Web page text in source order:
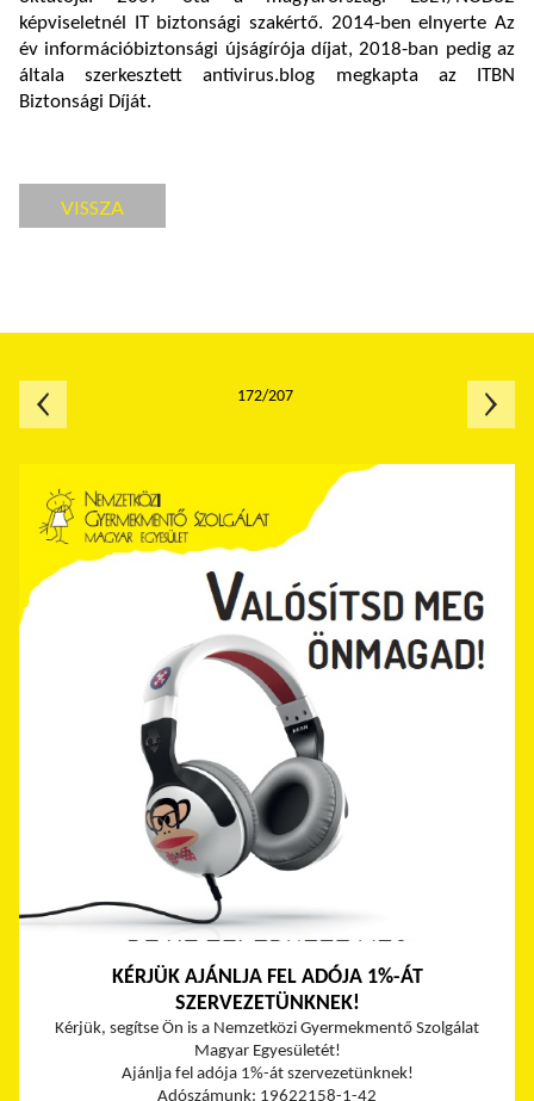
képviseletnél IT biztonsági szakértő. 2014-ben elnyerte Az
év információbiztonsági újságírója díjat, 2018-ban pedig az
általa szerkesztett antivirus.blog megkapta az ITBN
Biztonsági Díját.
VISSZA
KÉRJÜK AJÁNLJA FEL ADÓJA 1%-ÁT
SZERVEZETÜNKNEK!
Kérjük, segítse Ön is a Nemzetközi Gyermekmentő Szolgálat
Magyar Egyesületét!
Ajánlja fel adója 1%-át szervezetünknek!
Adószámunk: 19622158-1-42
172/207